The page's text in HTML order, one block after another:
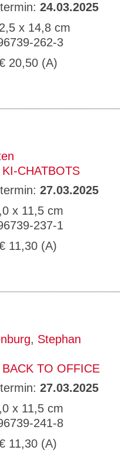
24.03.2025
x 14,8 cm
262-3
20,50 (A)
CHATBOTS
27.03.2025
x 11,5 cm
237-1
11,30 (A)
, Stephan
TO OFFICE
27.03.2025
x 11,5 cm
241-8
11,30 (A)